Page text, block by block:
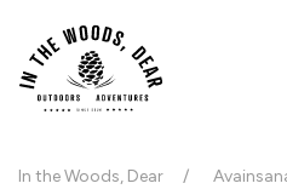
In the Woods, Dear